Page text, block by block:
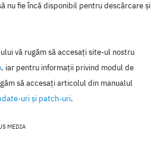
nu fie încă disponibil pentru descărcare şi
vă rugăm să accesaţi site-ul nostru
, iar pentru informaţii privind modul de
să accesaţi articolul din manualul
uri şi patch-uri.
MEDIA